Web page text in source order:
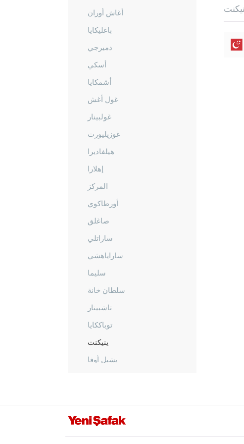
أغاش أوران
باغليكايا
دميرجي
أسكي
أشمكايا
غول أغش
غولبينار
غوزيليورت
هيلفاديرا
إهلارا
المركز
أورطاكوي
صاغلق
ساراتلي
ساراياهشي
سليما
سلطان خانة
تاشبينار
توباككايا
ينيكنت
يشيل أوفا
أرداهان